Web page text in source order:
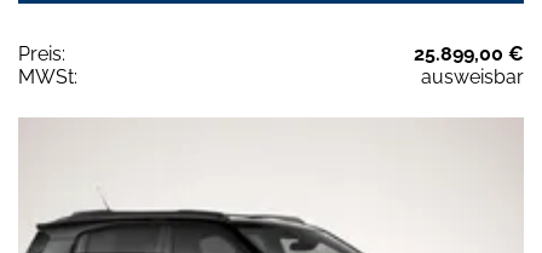
Preis:
25.899,00 €
MWSt:
ausweisbar